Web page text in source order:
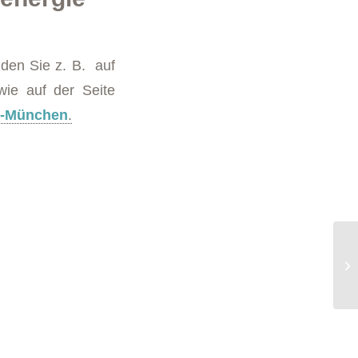
Sie z. B. auf
auf der Seite
München.